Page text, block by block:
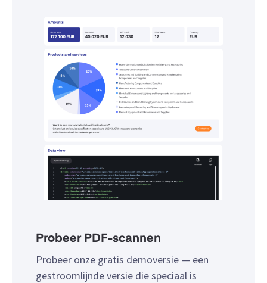
Probeer PDF-scannen
Probeer onze gratis demoversie — een
gestroomlijnde versie die speciaal is